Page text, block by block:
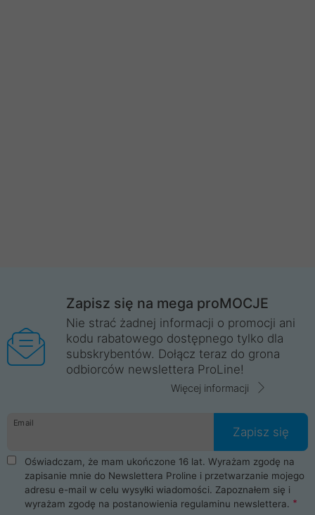
Zapisz się na mega proMOCJE
Nie strać żadnej informacji o promocji ani
kodu rabatowego dostępnego tylko dla
subskrybentów. Dołącz teraz do grona
odbiorców newslettera ProLine!
Więcej informacji
Email
Zapisz się
Oświadczam, że mam ukończone 16 lat. Wyrażam zgodę na
zapisanie mnie do Newslettera Proline i przetwarzanie mojego
adresu e-mail w celu wysyłki wiadomości. Zapoznałem się i
wyrażam zgodę na postanowienia regulaminu newslettera.